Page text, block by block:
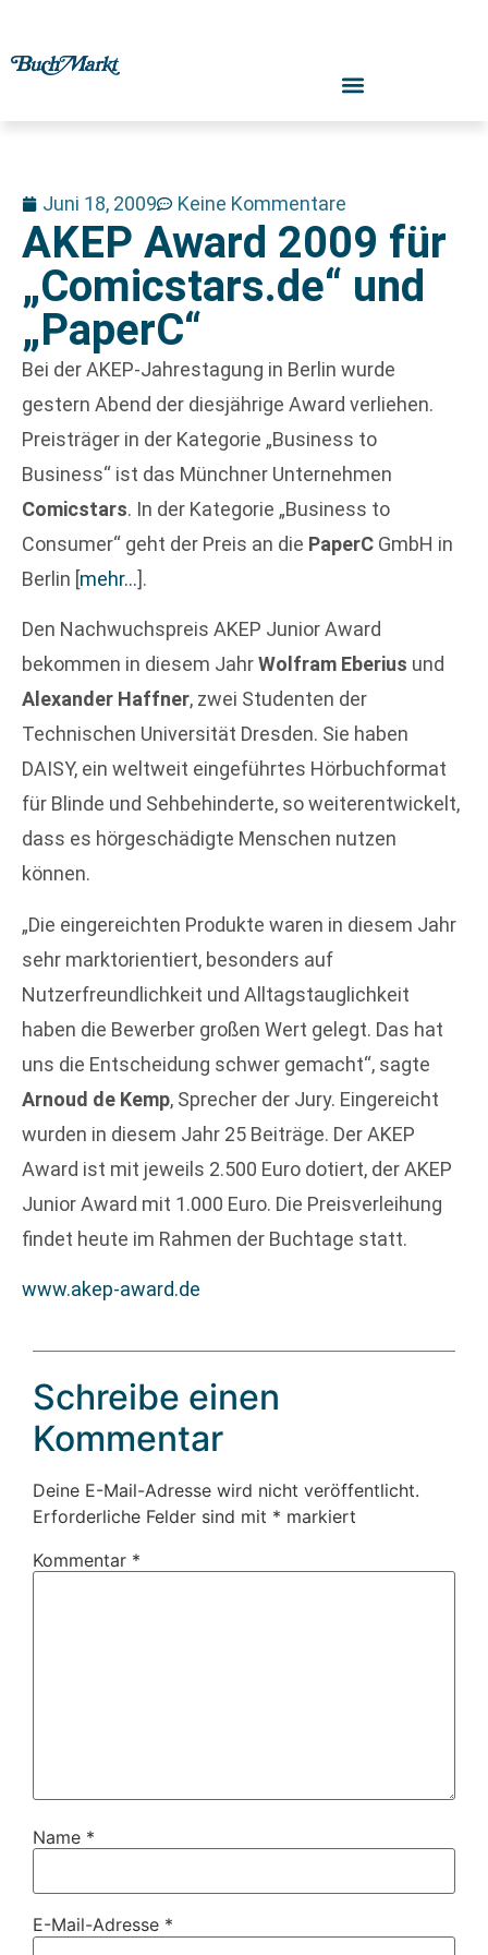
Juni 18, 2009 Keine Kommentare
AKEP Award 2009 für
„Comicstars.de“ und
„PaperC“
Bei der AKEP-Jahrestagung in Berlin wurde
gestern Abend der diesjährige Award verliehen.
Preisträger in der Kategorie „Business to
Business“ ist das Münchner Unternehmen
Comicstars. In der Kategorie „Business to
Consumer“ geht der Preis an die PaperC GmbH in
Berlin [mehr…].
Den Nachwuchspreis AKEP Junior Award
bekommen in diesem JahrWolfram Eberius und
Alexander Haffner, zwei Studenten der
Technischen Universität Dresden. Sie haben
DAISY, ein weltweit eingeführtes Hörbuchformat
für Blinde und Sehbehinderte, so weiterentwickelt,
dass es hörgeschädigte Menschen nutzen
können.
„Die eingereichten Produkte waren in diesem Jahr
sehr marktorientiert, besonders auf
Nutzerfreundlichkeit und Alltagstauglichkeit
haben die Bewerber großen Wert gelegt. Das hat
uns die Entscheidung schwer gemacht“, sagte
Arnoud de Kemp, Sprecher der Jury. Eingereicht
wurden in diesem Jahr 25 Beiträge. Der AKEP
Award ist mit jeweils 2.500 Euro dotiert, der AKEP
Junior Award mit 1.000 Euro. Die Preisverleihung
findet heute im Rahmen der Buchtage statt.
www.akep-award.de
Schreibe einen
Kommentar
Deine E-Mail-Adresse wird nicht veröffentlicht.
Erforderliche Felder sind mit * markiert
Kommentar *
Name *
E-Mail-Adresse *